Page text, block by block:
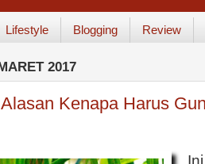
Lifestyle Blogging Review
2017
Kenapa Harus